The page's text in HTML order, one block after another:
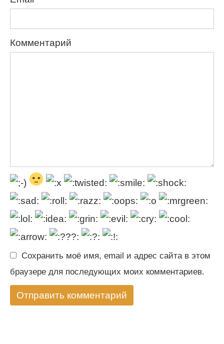
Комментарий
Сохранить моё имя, email и адрес сайта в этом
браузере для последующих моих комментариев.